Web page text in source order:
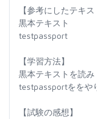
【参考にしたテキ
黒本テキスト
testpassport
【学習方法】
黒本テキストを読み
testpassportををや
【試験の感想】